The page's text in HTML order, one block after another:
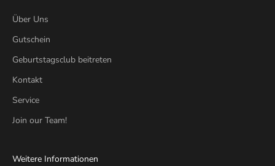
Über Uns
Gutschein
Geburtstagsclub beitreten
Kontakt
Service
Join our Team!
Weitere Informationen